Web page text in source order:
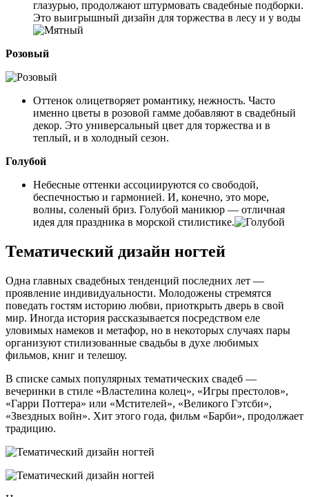
глазурью, продолжают штурмовать свадебные подборки.
Это выигрышный дизайн для торжества в лесу и у воды
Розовый
Оттенок олицетворяет романтику, нежность. Часто
именно цветы в розовой гамме добавляют в свадебный
декор. Это универсальный цвет для торжества и в
теплый, и в холодный сезон.
Голубой
Небесные оттенки ассоциируются со свободой,
беспечностью и гармонией. И, конечно, это море,
волны, соленый бриз. Голубой маникюр — отличная
идея для праздника в морской стилистике.
Тематический дизайн ногтей
Одна главных свадебных тенденций последних лет —
проявление индивидуальности. Молодожены стремятся
поведать гостям историю любви, приоткрыть дверь в свой
мир. Иногда история рассказывается посредством еле
уловимых намеков и метафор, но в некоторых случаях пары
организуют стилизованные свадьбы в духе любимых
фильмов, книг и телешоу.
В списке самых популярных тематических свадеб —
вечеринки в стиле «Властелина колец», «Игры престолов»,
«Гарри Поттера» или «Мстителей», «Великого Гэтсби»,
«Звездных войн». Хит этого года, фильм «Барби», продолжает
традицию.